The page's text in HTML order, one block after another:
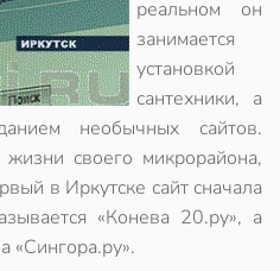
реальном он
занимается
установкой
сантехники, а
необычных сайтов.
своего микрорайона,
в Иркутске сайт сначала
«Конева 20.ру», а
«Сингора.ру».